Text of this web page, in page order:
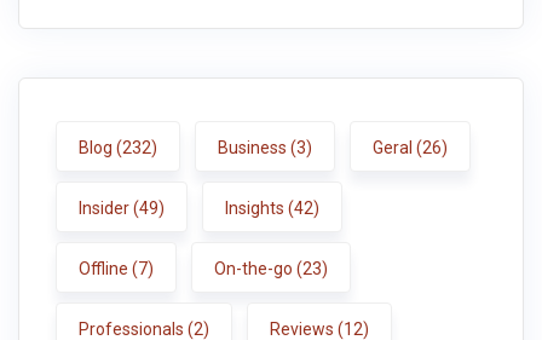
Blog (232) Business (3) Geral (26)
Insider(49) Insights (42)
Offline (7) On-the-go (23)
Professionals (2) Reviews (12)